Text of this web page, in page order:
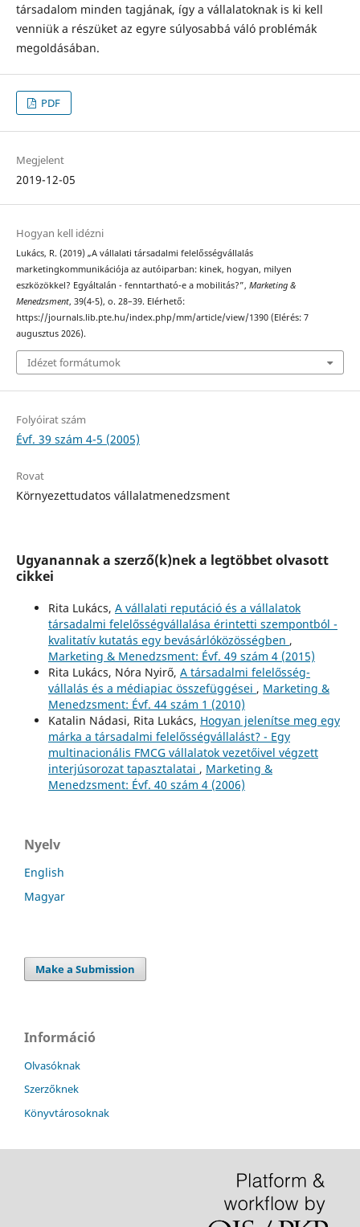
társadalom minden tagjának, így a vállalatoknak is ki kell
venniük a részüket az egyre súlyosabbá váló problémák
megoldásában.
PDF
Megjelent
2019-12-05
Hogyan kell idézni
Lukács, R. (2019) „A vállalati társadalmi felelősségvállalás
marketingkommunikációja az autóiparban: kinek, hogyan, milyen
eszközökkel? Egyáltalán - fenntartható-e a mobilitás?”, Marketing &
Menedzsment, 39(4-5), o. 28–39. Elérhető:
https://journals.lib.pte.hu/index.php/mm/article/view/1390 (Elérés: 7
augusztus 2026).
Idézet formátumok
Folyóirat szám
Évf. 39 szám 4-5 (2005)
Rovat
Környezettudatos vállalatmenedzsment
Ugyanannak a szerző(k)nek a legtöbbet olvasott
cikkei
Rita Lukács, A vállalati reputáció és a vállalatok
társadalmi felelősségvállalása érintetti szempontból -
kvalitatív kutatás egy bevásárlóközösségben ,
Marketing & Menedzsment: Évf. 49 szám 4 (2015)
Rita Lukács, Nóra Nyirő, A társadalmi felelősség-
vállalás és a médiapiac összefüggései , Marketing &
Menedzsment: Évf. 44 szám 1 (2010)
Katalin Nádasi, Rita Lukács, Hogyan jelenítse meg egy
márka a társadalmi felelősségvállalást? - Egy
multinacionális FMCG vállalatok vezetőivel végzett
interjúsorozat tapasztalatai , Marketing &
Menedzsment: Évf. 40 szám 4 (2006)
Nyelv
English
Magyar
Make a Submission
Információ
Olvasóknak
Szerzőknek
Könyvtárosoknak